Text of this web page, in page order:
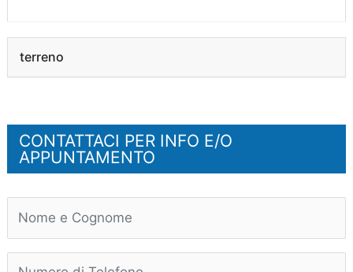
terreno
CONTATTACI PER INFO E/O
APPUNTAMENTO